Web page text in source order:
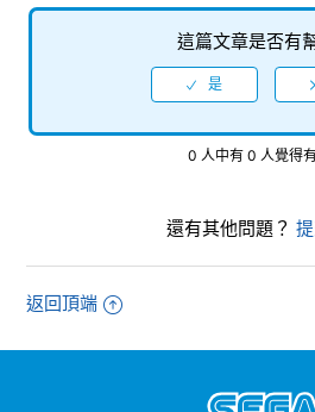
【Xbox Series X|S/雙點博物館】DL
以在遊戲裡面哪裡使用、設定（變更
主題物品與皮膚」在哪裡可以使用、
這篇文章是否有
0 人中有 0 人覺得
還有其他問題？
返回頂端